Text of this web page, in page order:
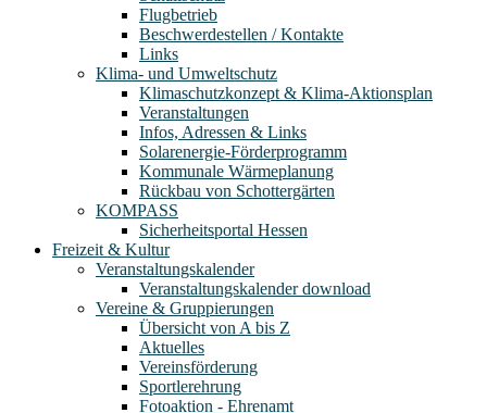
Flugbetrieb
Beschwerdestellen / Kontakte
Links
Klima- und Umweltschutz
Klimaschutzkonzept & Klima-Aktionsplan
Veranstaltungen
Infos, Adressen & Links
Solarenergie-Förderprogramm
Kommunale Wärmeplanung
Rückbau von Schottergärten
KOMPASS
Sicherheitsportal Hessen
Freizeit & Kultur
Veranstaltungskalender
Veranstaltungskalender download
Vereine & Gruppierungen
Übersicht von A bis Z
Aktuelles
Vereinsförderung
Sportlerehrung
Fotoaktion - Ehrenamt